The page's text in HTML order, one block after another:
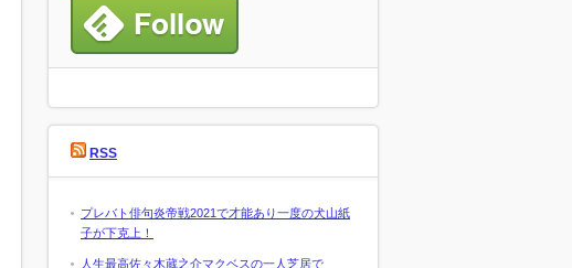
RSS
プレバト俳句炎帝戦2021で才能あり一度の犬山紙
子が下克上！
人生最高佐々木蔵之介マクベスの一人芝居で